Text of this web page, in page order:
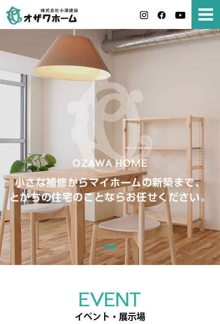
小さな補修からマイホームの新築まで、
とかちの住宅のことならお任せください。
EVENT
イベント・展示場